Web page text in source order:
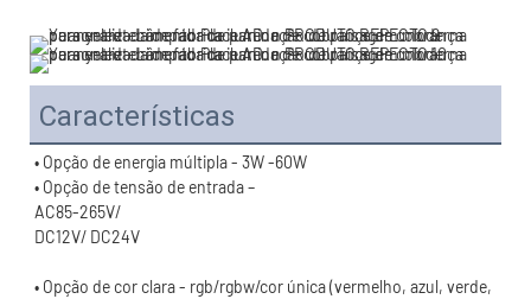
Características
• Opção de cor clara - rgb/rgbw/cor única (vermelho, azul, verde,